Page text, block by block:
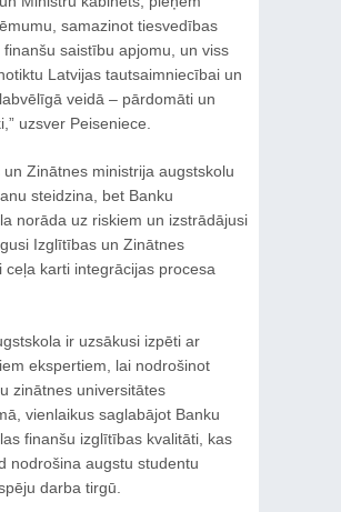
samazinot tiesvedības
finanšu saistību apjomu, un viss
Latvijas tautsaimniecībai un
veidā – pārdomāti un
uzsver Peiseniece.
Zinātnes ministrija augstskolu
steidzina, bet Banku
norāda uz riskiem un izstrādājusi
Izglītības un Zinātnes
ceļa karti integrācijas procesa
ir uzsākusi izpēti ar
ekspertiem, lai nodrošinot
zinātnes universitātes
vienlaikus saglabājot Banku
finanšu izglītības kvalitāti, kas
nodrošina augstu studentu
darba tirgū.